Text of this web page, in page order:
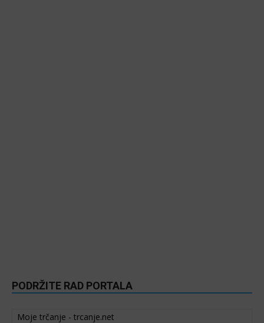
PODRŽITE RAD PORTALA
Moje trčanje - trcanje.net